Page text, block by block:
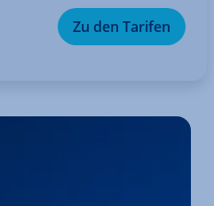
Zu den Tarifen